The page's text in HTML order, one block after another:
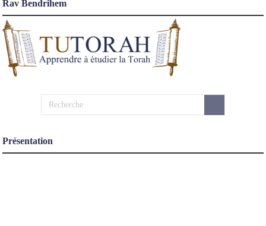
Rav Bendrihem
Présentation